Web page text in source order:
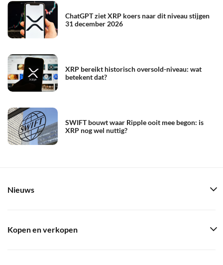
ChatGPT ziet XRP koers naar dit niveau stijgen
31 december 2026
XRP bereikt historisch oversold-niveau: wat
betekent dat?
SWIFT bouwt waar Ripple ooit mee begon: is
XRP nog wel nuttig?
Nieuws
Kopen en verkopen